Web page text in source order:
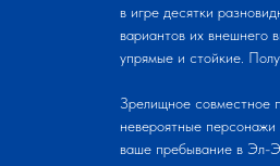
в игре десятки
вариантов их внешнего
упрямые и стойкие.
Зрелищное совместное
невероятные
ваше пребывание в Эл-